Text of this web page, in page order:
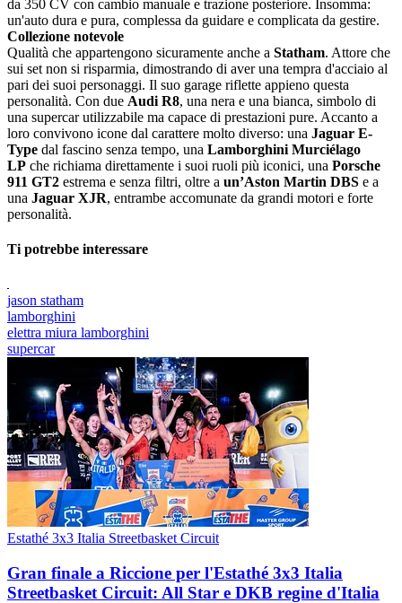
da 350 CV con cambio manuale e trazione posteriore. Insomma:
un'auto dura e pura, complessa da guidare e complicata da gestire.
Collezione notevole
Qualità che appartengono sicuramente anche a Statham. Attore che
sui set non si risparmia, dimostrando di aver una tempra d'acciaio al
pari dei suoi personaggi. Il suo garage riflette appieno questa
personalità. Con due Audi R8, una nera e una bianca, simbolo di
una supercar utilizzabile ma capace di prestazioni pure. Accanto a
loro convivono icone dal carattere molto diverso: una Jaguar E-
Type dal fascino senza tempo, una Lamborghini Murciélago
LP che richiama direttamente i suoi ruoli più iconici, una Porsche
911 GT2 estrema e senza filtri, oltre a un’Aston Martin DBS e a
una Jaguar XJR, entrambe accomunate da grandi motori e forte
personalità.
Ti potrebbe interessare
jason statham
lamborghini
elettra miura lamborghini
supercar
Estathé 3x3 Italia Streetbasket Circuit
Gran finale a Riccione per l'Estathé 3x3 Italia
Streetbasket Circuit: All Star e DKB regine d'Italia